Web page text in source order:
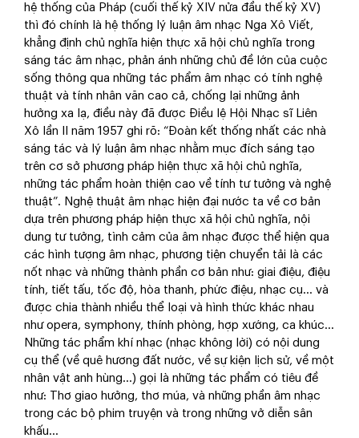
hệ thống của Pháp (cuối thế kỷ XIV nửa đầu thế kỷ XV)
thì đó chính là hệ thống lý luận âm nhạc Nga Xô Viết,
khẳng định chủ nghĩa hiện thực xã hội chủ nghĩa trong
sáng tác âm nhạc, phản ánh những chủ đề lớn của cuộc
sống thông qua những tác phẩm âm nhạc có tính nghệ
thuật và tính nhân văn cao cả, chống lại những ảnh
hưởng xa lạ, điều này đã được Điều lệ Hội Nhạc sĩ Liên
Xô lần II năm 1957 ghi rõ: “Đoàn kết thống nhất các nhà
sáng tác và lý luận âm nhạc nhằm mục đích sáng tạo
trên cơ sở phương pháp hiện thực xã hội chủ nghĩa,
những tác phẩm hoàn thiện cao về tính tư tưởng và nghệ
thuật”. Nghệ thuật âm nhạc hiện đại nước ta về cơ bản
dựa trên phương pháp hiện thực xã hội chủ nghĩa, nội
dung tư tưởng, tình cảm của âm nhạc được thể hiện qua
các hình tượng âm nhạc, phương tiện chuyển tải là các
nốt nhạc và những thành phần cơ bản như: giai điệu, điệu
tính, tiết tấu, tốc độ, hòa thanh, phức điệu, nhạc cụ... và
được chia thành nhiều thể loại và hình thức khác nhau
như opera, symphony, thính phòng, hợp xướng, ca khúc...
Những tác phẩm khí nhạc (nhạc không lời) có nội dung
cụ thể (về quê hương đất nước, về sự kiện lịch sử, về một
nhân vật anh hùng...) gọi là những tác phẩm có tiêu đề
như: Thơ giao hưởng, thơ múa, và những phần âm nhạc
trong các bộ phim truyện và trong những vở diễn sân
khấu...